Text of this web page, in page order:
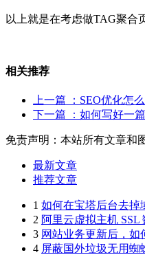
以上就是在考虑做TAG聚合
相关推荐
上一篇
：SEO优化怎
下一篇
：如何写好一
免责声明：本站所有文章和
最新文章
推荐文章
1 如何在宝塔后台去掉
2 阿里云虚拟主机 SSL
3 网站业务更新后，如
4 屏蔽国外垃圾无用